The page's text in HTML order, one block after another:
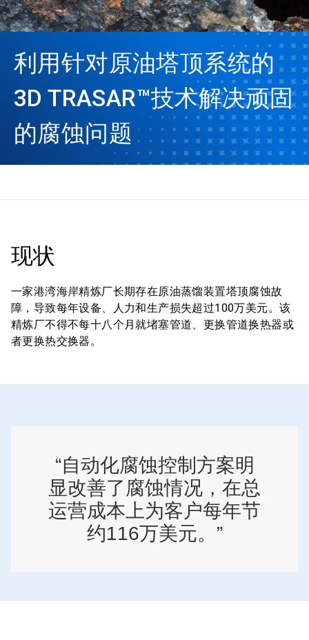
利用针对原油塔顶系统的
3D TRASAR™技术解决顽固
的腐蚀问题
现状
一家港湾海岸精炼厂长期存在原油蒸馏装置塔顶腐蚀故
障，导致每年设备、人力和生产损失超过100万美元。该
精炼厂不得不每十八个月就堵塞管道、更换管道换热器或
者更换热交换器。
“自动化腐蚀控制方案明
显改善了腐蚀情况，在总
运营成本上为客户每年节
约116万美元。”